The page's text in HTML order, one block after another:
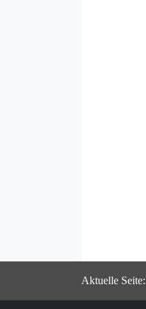
Aktuelle Seite: